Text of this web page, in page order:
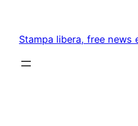
content
Stampa libera, free news